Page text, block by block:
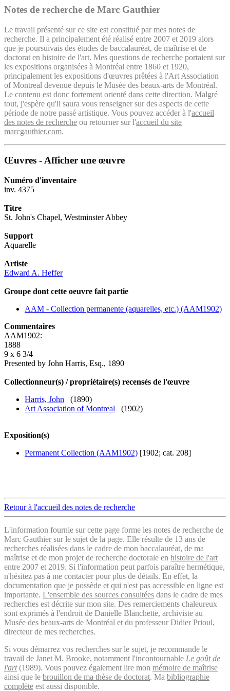
Notes de recherche de Marc Gauthier
Le travail présenté sur ce site est constitué par mes notes de
recherche. Il a principalement été réalisé entre 2007 et 2019 alors
que je poursuivais des études de baccalauréat, de maîtrise et de
doctorat en histoire de l'art. Mes questions de recherche portaient sur
les expositions organisées à Montréal entre 1860 et 1920,
principalement les expositions d'œuvres prêtées à l'Art Association
of Montreal devenue depuis le Musée des beaux-arts de Montréal.
Le contenu est donc fortement orienté dans cette direction. Malgré
tout, j'espère qu'il saura vous renseigner sur des aspects de cette
période de notre passé artistique. Vous pouvez accéder à l'accueil
des notes de recherche ou retourner sur l'accueil du site
marcgauthier.com.
Œuvres - Afficher une œuvre
Numéro d'inventaire
inv. 4375
Titre
St. John's Chapel, Westminster Abbey
Support
Aquarelle
Artiste
Edward A. Heffer
Groupe dont cette oeuvre fait partie
AAM - Collection permanente (aquarelles, etc.) (AAM1902)
Commentaires
AAM1902:
1888
9 x 6 3/4
Presented by John Harris, Esq., 1890
Collectionneur(s) / propriétaire(s) recensés de l'œuvre
Harris, John (1890)
Art Association of Montreal (1902)
Exposition(s)
Permanent Collection (AAM1902) [1902; cat. 208]
Retour à l'accueil des notes de recherche
L'information fournie sur cette page forme les notes de recherche de
Marc Gauthier sur le sujet de la page. Elle résulte de 13 ans de
recherches réalisées dans le cadre de mon baccalauréat, de ma
maîtrise et de mon projet de recherche doctorale en histoire de l'art
entre 2007 et 2019. Si l'information peut parfois paraître hermétique,
n'hésitez pas à me contacter pour plus de détails. En effet, la
documentation que je possède et qui n'est pas accessible en ligne est
importante. L'ensemble des sources consultées dans le cadre de mes
recherches est décrite sur mon site. Des remerciements chaleureux
sont exprimés à l'endroit de Danielle Blanchette, archiviste au
Musée des beaux-arts de Montréal et du professeur Didier Prioul,
directeur de mes recherches.
Si vous démarrez vos recherches sur le sujet, je recommande le
travail de Janet M. Brooke, notamment l'incontournable Le goût de
l'art(1989). Vous pouvez également lire mon mémoire de maîtrise
ainsi que le brouillon de ma thèse de doctorat. Ma bibliographie
complète est aussi disponible.